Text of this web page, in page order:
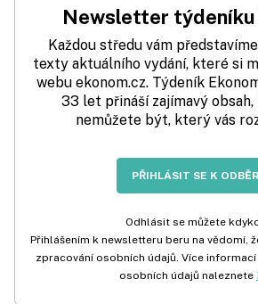
Newsletter týdeníku
Každou středu vám
texty aktuálního vydání, které si
webu ekonom.cz. Týdeník
33 let přináší zajímavý
nemůžete být, který vás
PŘIHLÁSIT SE K
Odhlásit se můžete
Přihlášením k newsletteru beru na vědomí,
zpracování osobních údajů. Více
osobních údajů naleznete